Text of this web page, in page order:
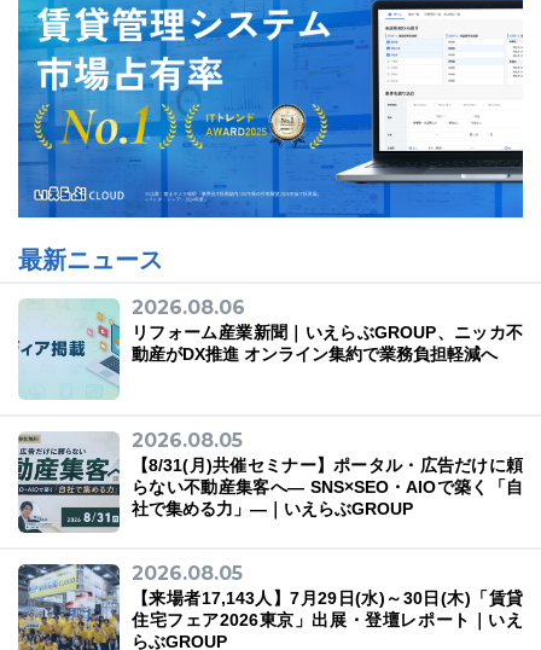
最新ニュース
2026.08.06
リフォーム産業新聞｜いえらぶGROUP、ニッカ不
動産がDX推進 オンライン集約で業務負担軽減へ
2026.08.05
【8/31(月)共催セミナー】ポータル・広告だけに頼
らない不動産集客へ― SNS×SEO・AIOで築く「自
社で集める力」―｜いえらぶGROUP
2026.08.05
【来場者17,143人】7月29日(水)～30日(木)「賃貸
住宅フェア2026東京」出展・登壇レポート｜いえ
らぶGROUP